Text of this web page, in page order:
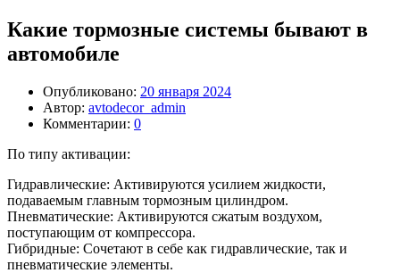
Какие тормозные системы бывают в
автомобиле
Опубликовано: 20 января 2024
Автор: avtodecor_admin
Комментарии: 0
По типу активации:
Гидравлические: Активируются усилием жидкости,
подаваемым главным тормозным цилиндром.
Пневматические: Активируются сжатым воздухом,
поступающим от компрессора.
Гибридные: Сочетают в себе как гидравлические, так и
пневматические элементы.